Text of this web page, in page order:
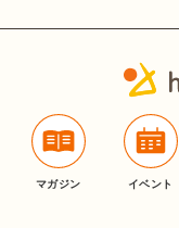
マガジン イベント